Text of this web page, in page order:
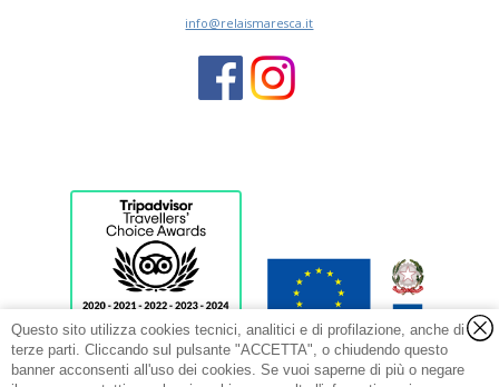
info@relaismaresca.it
Sede Operativa: Relais Maresca Luxury Small Hotel
Capitale Sociale int. versato € 101.490.00
Domicilio digitale PEC relaismaresca@pec.it
Curs 15063014ALB0035
Cin IT063014A1RQSN73HA
Questo sito utilizza cookies tecnici, analitici e di profilazione, anche di
terze parti. Cliccando sul pulsante "ACCETTA", o chiudendo questo
banner acconsenti all'uso dei cookies. Se vuoi saperne di più o negare